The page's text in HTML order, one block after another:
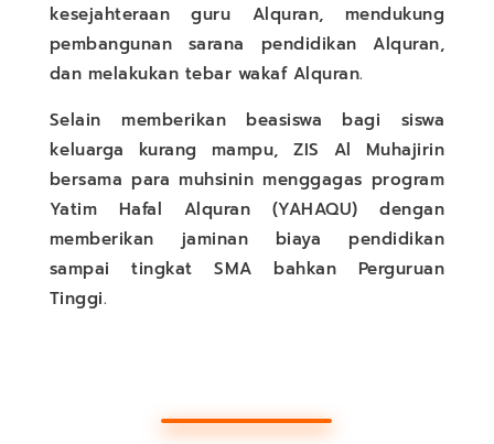
kesejahteraan guru Alquran, mendukung
pembangunan sarana pendidikan Alquran,
dan melakukan tebar wakaf Alquran.
Selain memberikan beasiswa bagi siswa
keluarga kurang mampu, ZIS Al Muhajirin
bersama para muhsinin menggagas program
Yatim Hafal Alquran (YAHAQU) dengan
memberikan jaminan biaya pendidikan
sampai tingkat SMA bahkan Perguruan
Tinggi.